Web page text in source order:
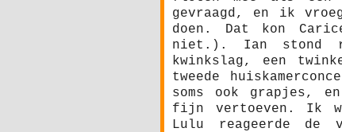
gevraagd, en ik
doen. Dat kon
niet.). Ian stond
kwinkslag, een
tweede
soms ook grapjes,
fijn vertoeven. Ik
Lulu reageerde de